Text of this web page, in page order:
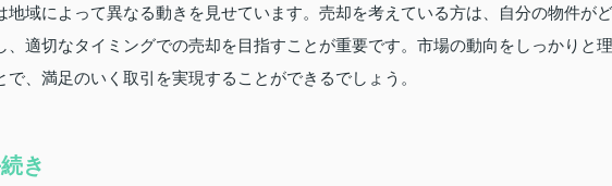
地域によって異なる動きを見せています。売却を考えている方は、自分の物件がど
適切なタイミングでの売却を目指すことが重要です。市場の動向をしっかりと理
、満足のいく取引を実現することができるでしょう。
き